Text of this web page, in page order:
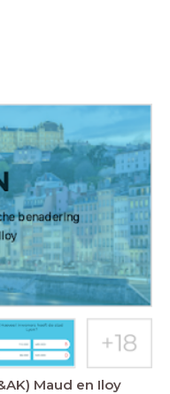
Maud en Iloy